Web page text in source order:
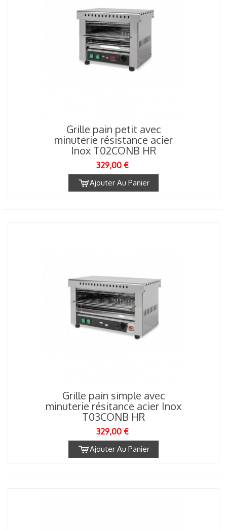
Grille pain petit avec
minuterie résistance acier
Inox T02CONB HR
329,00 €
Ajouter Au Panier
Grille pain simple avec
minuterie résitance acier Inox
T03CONB HR
329,00 €
Ajouter Au Panier